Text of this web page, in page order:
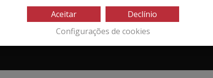
Aceitar
Declínio
Configurações de cookies